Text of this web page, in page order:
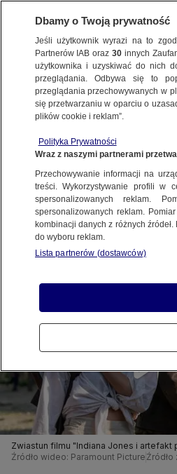
KULTURA I STYL
to "pozbawiony radości
nostalgicznej bzdury"
19.05.2023, 22:58
Udostępnij
Zwiastun filmu "Indiana Jones i artefakt
Źródło wideo: Paramount Picture Źródło
Dbamy o Twoją prywatność
Jeśli użytkownik wyrazi na to
Partnerów IAB oraz30 innych
użytkownika i uzyskiwać do nich
przeglądania. Odbywa się to
przeglądania przechowywanych w
się przetwarzaniu w oparciu o
plików cookie i reklam”.
Polityka Prywatności
Wraz z naszymi partnerami
Przechowywanie informacji na
treści. Wykorzystywanie profili w
spersonalizowanych reklam.
spersonalizowanych reklam.
kombinacji danych z różnych
do wyboru reklam.
Lista partnerów (dostawców)